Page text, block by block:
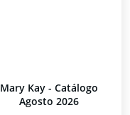
Mary Kay - Catálogo
Agosto 2026